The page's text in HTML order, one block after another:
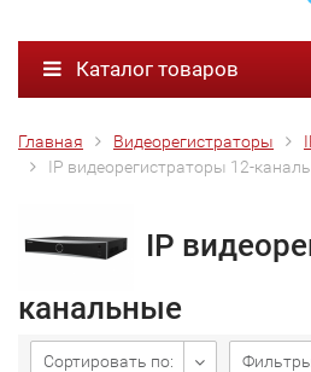
Каталог товаров
Главная Видеорегистраторы
IP видеорегистраторы 12-
IP
канальные
Сортировать по: